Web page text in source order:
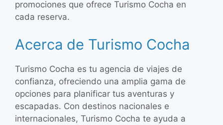
promociones que ofrece Turismo Cocha en
cada reserva.
Acerca de Turismo Cocha
Turismo Cocha es tu agencia de viajes de
confianza, ofreciendo una amplia gama de
opciones para planificar tus aventuras y
escapadas. Con destinos nacionales e
internacionales, Turismo Cocha te ayuda a